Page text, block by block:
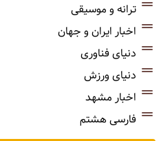
ترانه و موسیقی
اخبار ایران و جهان
دنیای فناوری
دنیای ورزش
اخبار مشهد
فارسی هشتم